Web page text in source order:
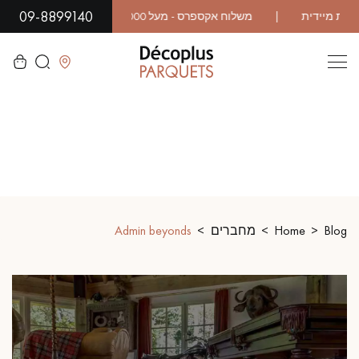
09-8899140
לסגור
WOOD VENEER FLOORING פרקט עם דפוס
פרקט עץ אקזוטי פרקט לכה
פרקט גימור שמן פרקט גולמי
פרקט מיושן פרקט עץ אלון מעושן
Home Blog מחברים Admin beyonds